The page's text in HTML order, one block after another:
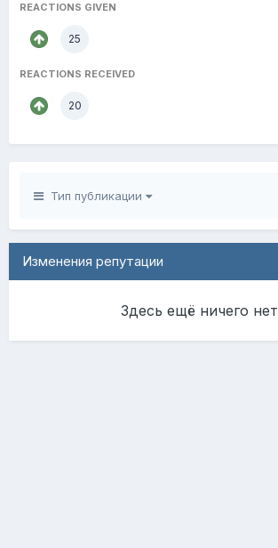
REACTIONS GIVEN
25
REACTIONS RECEIVED
20
Тип публикации
Изменения репутации
Здесь ещё ничего нет